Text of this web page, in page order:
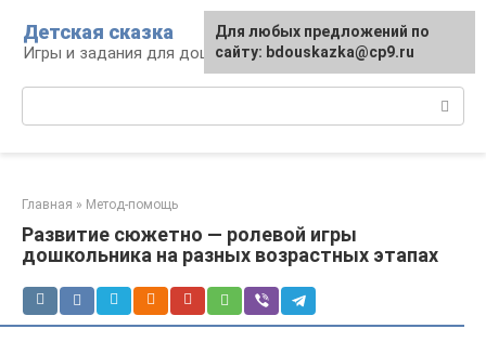
контенту
Детская сказка
Игры и задания для дошкольников
Главная » Метод-помощь
Развитие сюжетно — ролевой игры
дошкольника на разных возрастных этапах
Для любых предложений по
сайту: bdouskazka@cp9.ru